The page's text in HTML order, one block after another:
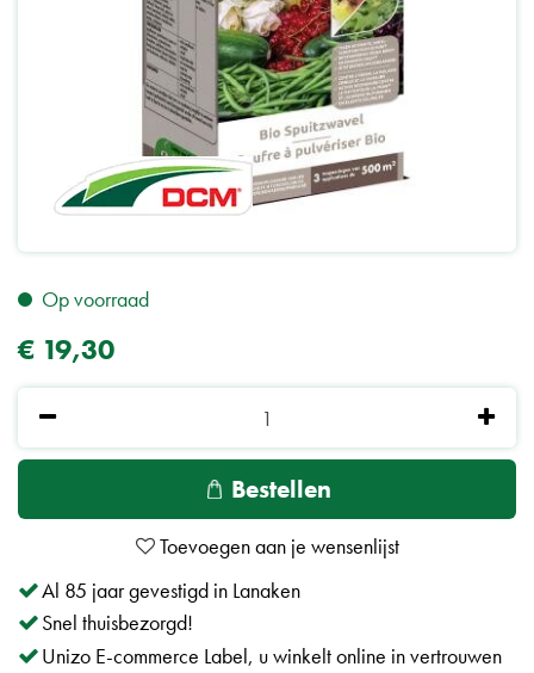
Op voorraad
€ 19,30
Al 85 jaar gevestigd in Lanaken
Snel thuisbezorgd!
Unizo E-commerce Label, u winkelt online in vertrouwen